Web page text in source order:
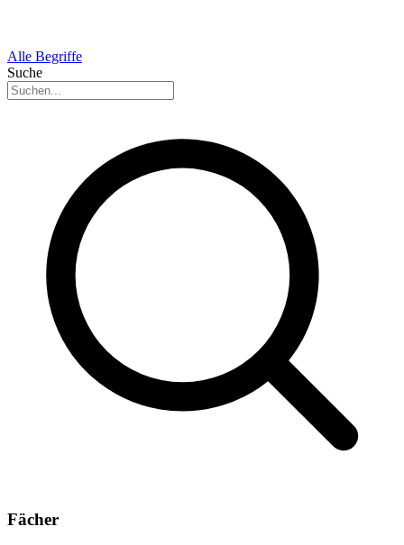
Alle Begriffe
Suche
Fächer